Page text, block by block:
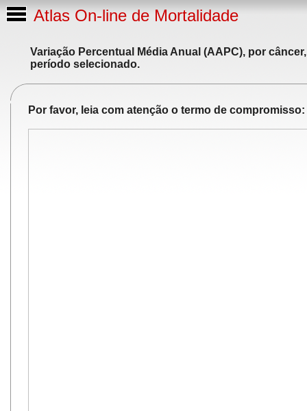
Atlas On-line de Mortalidade
Variação Percentual Média Anual (AAPC), por
período selecionado.
Por favor, leia com atenção o termo de compromisso: